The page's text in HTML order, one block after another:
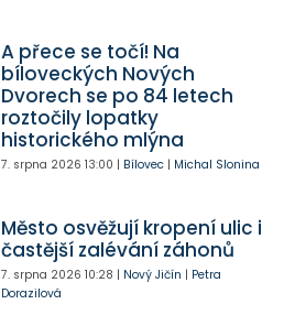
A přece se točí! Na
bíloveckých Nových
Dvorech se po 84 letech
roztočily lopatky
historického mlýna
7. srpna 2026 13:00 | Bílovec| Michal Slonina
Město osvěžují kropení ulic i
častější zalévání záhonů
7. srpna 2026 10:28 | Nový Jičín | Petra
Dorazilová